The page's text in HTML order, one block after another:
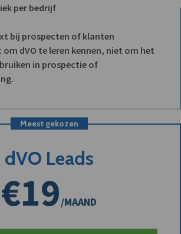
per bedrijf
bij prospecten of klanten
om dVO te leren kennen, niet om het
in prospectie of
Meest gekozen
dVO Leads
€19/MAAND